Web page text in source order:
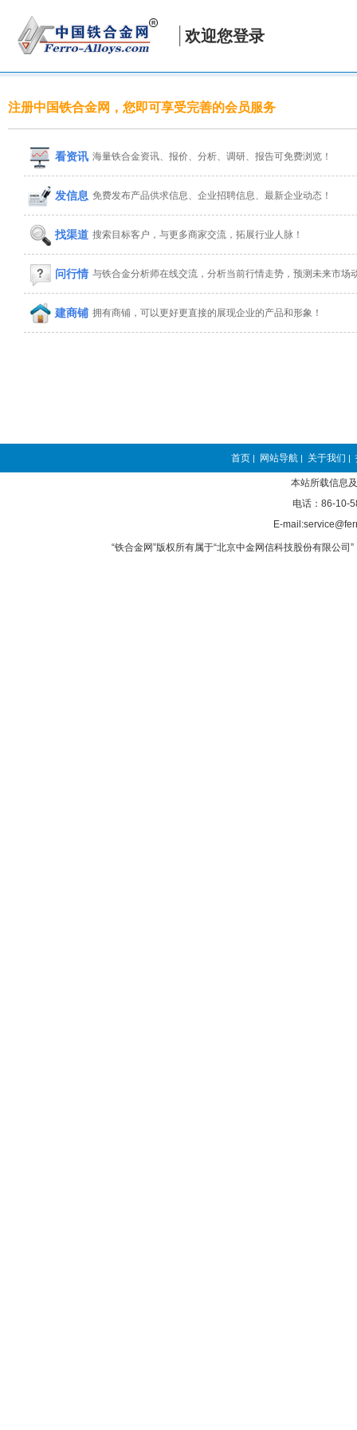
欢迎您登录
注册中国铁合金网，您即可享受完善的会员服务
看资讯 海量铁合金资讯、报价、分析、调研、报告可免费浏览！
发信息 免费发布产品供求信息、企业招聘信息、最新企业动态！
找渠道 搜索目标客户，与更多商家交流，拓展行业人脉！
问行情 与铁合金分析师在线交流，分析当前行情走势，预测未来市场
建商铺 拥有商铺，可以更好更直接的展现企业的产品和形象！
首页 | 网站导航 | 关于我们 |
本站所载信息
电话：86-10-
E-
“铁合金网”版权所有属于“北京中金网信科技股份有限公司